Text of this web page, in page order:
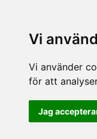
Vi
Vi använder
för att
Jag